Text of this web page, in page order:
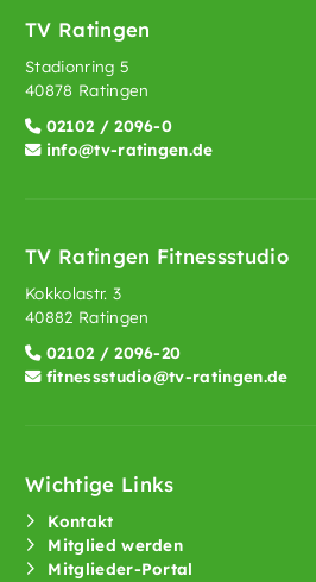
TV Ratingen
Stadionring 5
40878 Ratingen
02102 / 2096-0
info@tv-ratingen.de
TV Ratingen Fitnessstudio
Kokkolastr. 3
40882 Ratingen
02102 / 2096-20
fitnessstudio@tv-ratingen.de
Wichtige Links
Kontakt
Mitglied werden
Mitglieder-Portal